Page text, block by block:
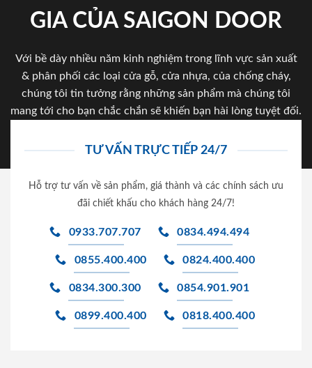
GIA CỦA SAIGON DOOR
Với bề dày nhiều năm kinh nghiệm trong lĩnh vực sản xuất
& phân phối các loại cửa gỗ, cửa nhựa, của chống cháy,
chúng tôi tin tưởng rằng những sản phẩm mà chúng tôi
mang tới cho bạn chắc chắn sẽ khiến bạn hài lòng tuyệt đối.
TƯ VẤN TRỰC TIẾP 24/7
Hỗ trợ tư vấn về sản phẩm, giá thành và các chính sách ưu
đãi chiết khấu cho khách hàng 24/7!
0933.707.707 0834.494.494
0855.400.400 0824.400.400
0834.300.300 0854.901.901
0899.400.400 0818.400.400